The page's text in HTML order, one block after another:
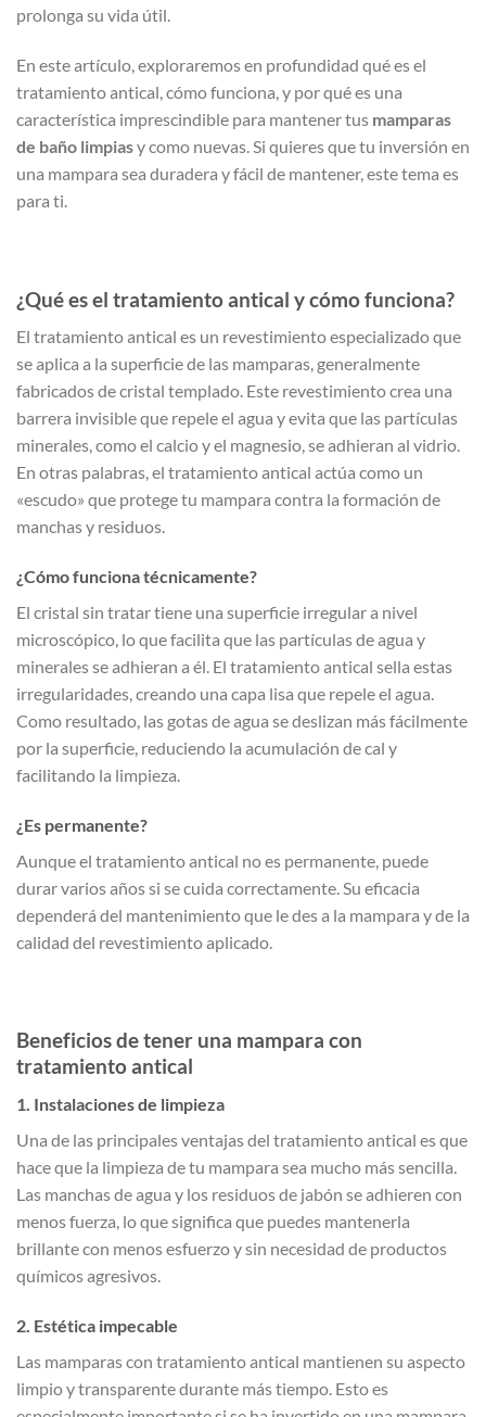
prolonga su vida útil.
En este artículo, exploraremos en profundidad qué es el
tratamiento antical, cómo funciona, y por qué es una
característica imprescindible para mantener tus mamparas
de baño limpiasy como nuevas. Si quieres que tu inversión en
una mampara sea duradera y fácil de mantener, este tema es
para ti.
¿Qué es el tratamiento antical y cómo funciona?
El tratamiento antical es un revestimiento especializado que
se aplica a la superficie de las mamparas, generalmente
fabricados de cristal templado. Este revestimiento crea una
barrera invisible que repele el agua y evita que las partículas
minerales, como el calcio y el magnesio, se adhieran al vidrio.
En otras palabras, el tratamiento antical actúa como un
«escudo» que protege tu mampara contra la formación de
manchas y residuos.
¿Cómo funciona técnicamente?
El cristal sin tratar tiene una superficie irregular a nivel
microscópico, lo que facilita que las partículas de agua y
minerales se adhieran a él. El tratamiento antical sella estas
irregularidades, creando una capa lisa que repele el agua.
Como resultado, las gotas de agua se deslizan más fácilmente
por la superficie, reduciendo la acumulación de cal y
facilitando la limpieza.
¿Es permanente?
Aunque el tratamiento antical no es permanente, puede
durar varios años si se cuida correctamente. Su eficacia
dependerá del mantenimiento que le des a la mampara y de la
calidad del revestimiento aplicado.
Beneficios de tener una mampara con
tratamiento antical
1. Instalaciones de limpieza
Una de las principales ventajas del tratamiento antical es que
hace que la limpieza de tu mampara sea mucho más sencilla.
Las manchas de agua y los residuos de jabón se adhieren con
menos fuerza, lo que significa que puedes mantenerla
brillante con menos esfuerzo y sin necesidad de productos
químicos agresivos.
2. Estética impecable
Las mamparas con tratamiento antical mantienen su aspecto
limpio y transparente durante más tiempo. Esto es